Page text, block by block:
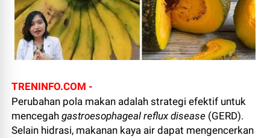
TRENINFO.COM -
Perubahan pola makan adalah strategi efektif untuk
mencegahgastroesophageal reflux disease (GERD).
Selain hidrasi, makanan kaya air dapat mengencerkan